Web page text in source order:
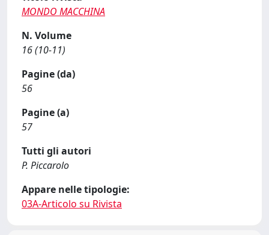
MONDO MACCHINA
N. Volume
16 (10-11)
Pagine (da)
56
Pagine (a)
57
Tutti gli autori
P. Piccarolo
Appare nelle tipologie:
03A-Articolo su Rivista